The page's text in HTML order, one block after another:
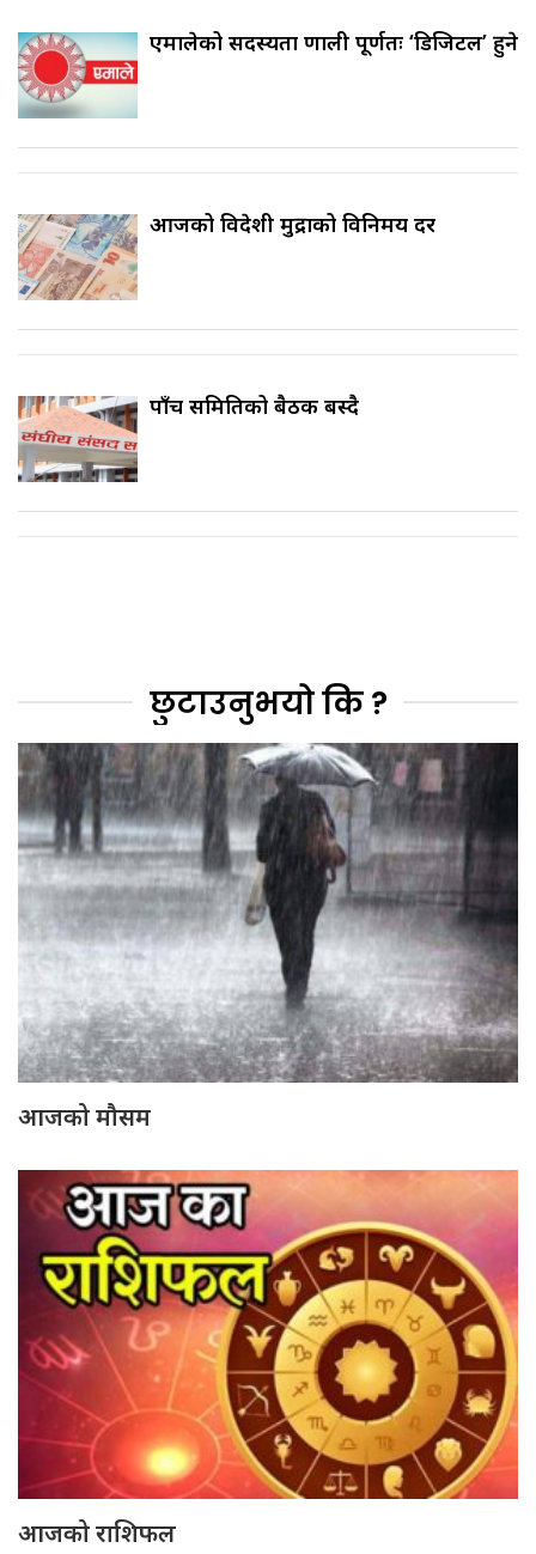
एमालेको सदस्यता प्रणाली पूर्णतः ‘डिजिटल’ हुने
आजको विदेशी मुद्राको विनिमय दर
पाँच समितिको बैठक बस्दै
छुटाउनुभयो कि ?
आजको मौसम
आजको राशिफल